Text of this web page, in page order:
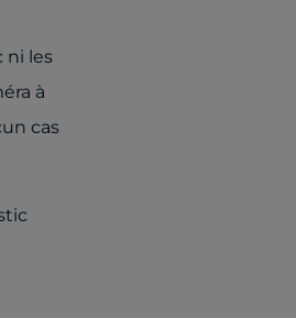
ni les
à
cas